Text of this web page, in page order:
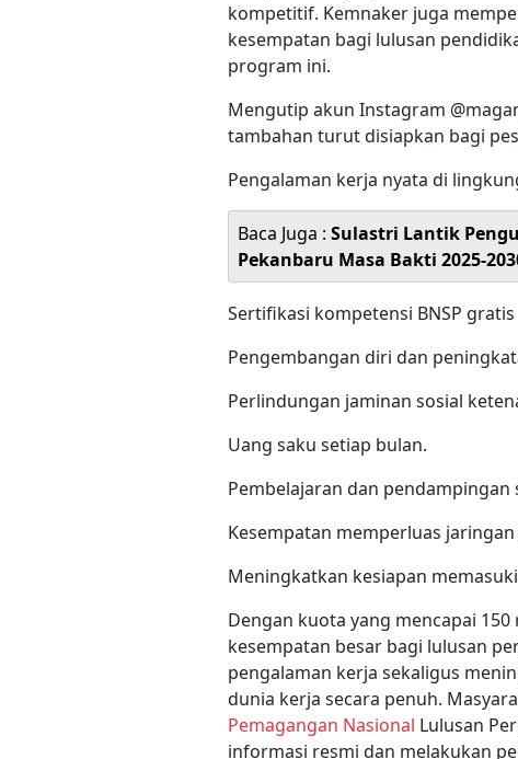
kompetitif. Kemnaker juga
kesempatan bagi lulusan
program ini.
Mengutip akun Instagram
tambahan turut disiapkan bagi
Pengalaman kerja nyata di
Baca Juga : Sulastri Lantik
Pekanbaru Masa Bakti 2025-
Sertifikasi kompetensi BNSP gratis
Pengembangan diri dan
Perlindungan jaminan sosial
Uang saku setiap bulan.
Pembelajaran dan
Kesempatan memperluas
Meningkatkan kesiapan
Dengan kuota yang mencapai
kesempatan besar bagi lulusan
pengalaman kerja sekaligus
dunia kerja secara penuh.
Pemagangan Nasional Lulusan
informasi resmi dan melakukan